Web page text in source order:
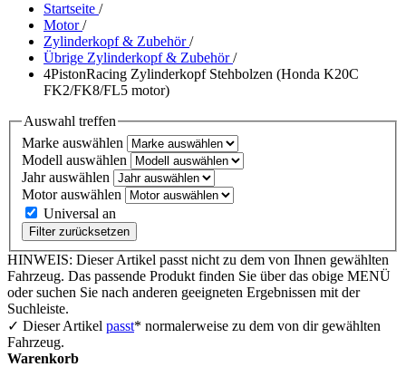
Startseite /
Motor/
Zylinderkopf & Zubehör/
Übrige Zylinderkopf & Zubehör/
4PistonRacing Zylinderkopf Stehbolzen (Honda K20C
FK2/FK8/FL5 motor)
Auswahl treffen
Marke auswählen
Modell auswählen
Jahr auswählen
Motor auswählen
Universal an
Filter zurücksetzen
HINWEIS: Dieser Artikel passt nicht zu dem von Ihnen gewählten
Fahrzeug. Das passende Produkt finden Sie über das obige MENÜ
oder suchen Sie nach anderen geeigneten Ergebnissen mit der
Suchleiste.
✓ Dieser Artikel passt* normalerweise zu dem von dir gewählten
Fahrzeug.
Warenkorb